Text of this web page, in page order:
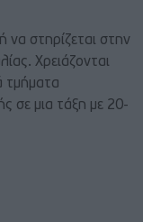
να στηρίζεται στην
Χρειάζονται
τμήματα
σε μια τάξη με 20-